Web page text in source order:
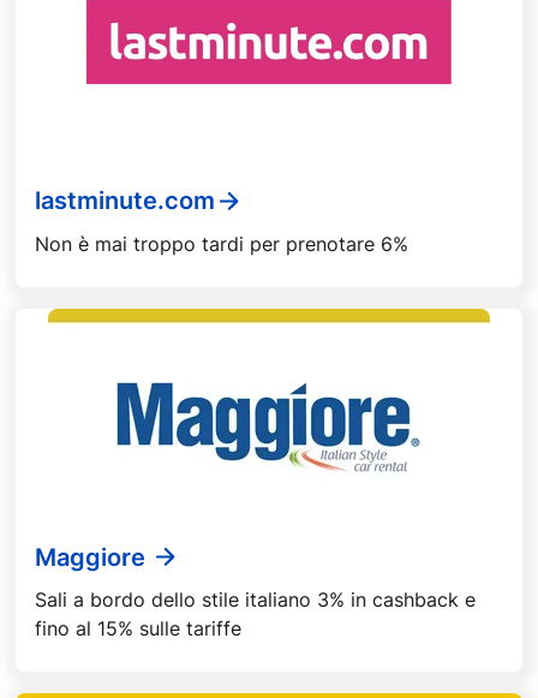
lastminute.com
Non è mai troppo tardi per prenotare 6%
Maggiore
Sali a bordo dello stile italiano 3% in cashback e
fino al 15% sulle tariffe